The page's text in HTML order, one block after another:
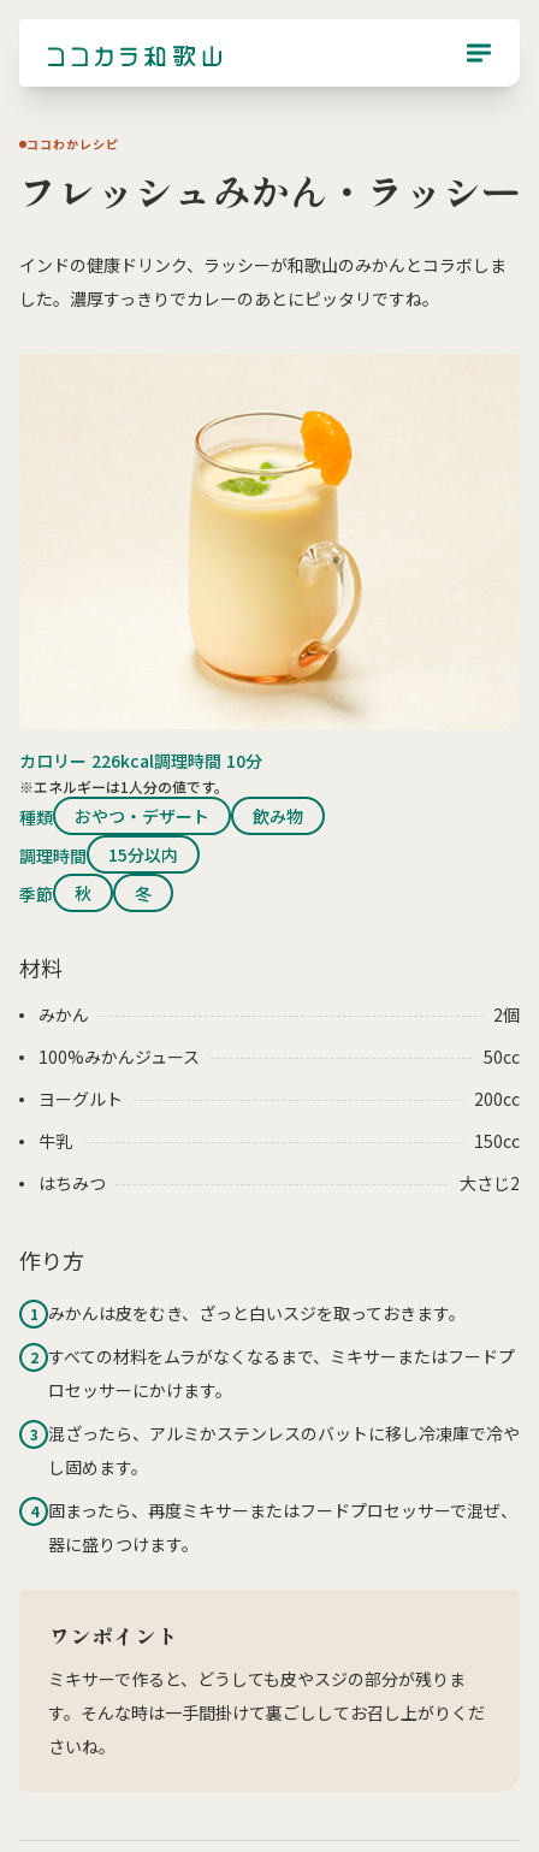
ココわかレシピ
フレッシュみかん・ラッシー
インドの健康ドリンク、ラッシーが和歌山のみかんとコラボしま
した。濃厚すっきりでカレーのあとにピッタリですね。
カロリー 226kcal調理時間 10分
※エネルギーは1人分の値です。
種類 おやつ・デザート
飲み物
調理時間
15分以内
季節
秋 冬
材料
みかん
2個
100%みかんジュース
50cc
ヨーグルト
200cc
牛乳
150cc
はちみつ
大さじ2
作り方
1 みかんは皮をむき、ざっと白いスジを取っておきます。
2 すべての材料をムラがなくなるまで、ミキサーまたはフードプ
ロセッサーにかけます。
3 混ざったら、アルミかステンレスのバットに移し冷凍庫で冷や
し固めます。
4 固まったら、再度ミキサーまたはフードプロセッサーで混ぜ、
器に盛りつけます。
ワンポイント
ミキサーで作ると、どうしても皮やスジの部分が残りま
す。そんな時は一手間掛けて裏ごししてお召し上がりくだ
さいね。